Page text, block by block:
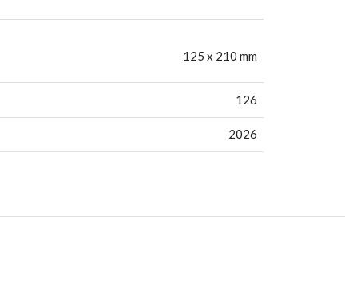
125 x 210 mm
126
2026